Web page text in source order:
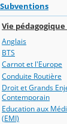
Subventions
Vie
Anglais
BTS
Carnot et l'Europe
Conduite Routière
Droit et Grands
Contemporain
Education aux
(EMI)